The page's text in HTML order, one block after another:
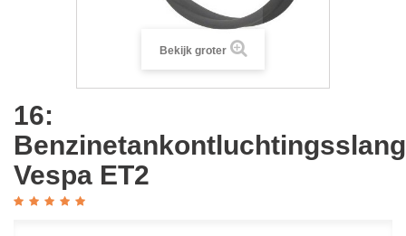
Bekijk groter
16:
Benzinetankontluchtingsslang
Vespa ET2